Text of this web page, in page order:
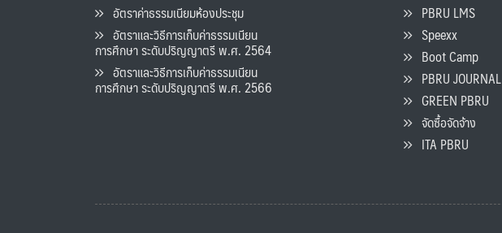
อัตราค่าธรรมเนียมห้องประชุม
อัตราและวิธีการเก็บค่าธรรมเนียน
การศึกษา ระดับปริญญาตรี พ.ศ. 2564
อัตราและวิธีการเก็บค่าธรรมเนียน
การศึกษา ระดับปริญญาตรี พ.ศ. 2566
PBRU LMS
Speexx
Boot Camp
PBRU JOURNAL
GREEN PBRU
จัดซื้อจัดจ้าง
ITA PBRU